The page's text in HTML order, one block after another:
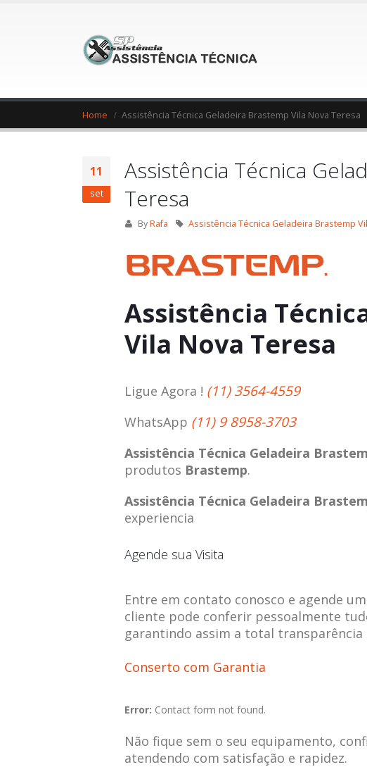
Home Assistência Técnica Geladeira Brastemp Vila Nova Teresa
11
set
Assistência Técnica
Teresa
ByRafa Assistência Técnica Geladeira Brastemp
Assistência
Vila Nova Teresa
Ligue Agora ! (11) 3564-4559
WhatsApp (11) 9 8958-3703
Assistência Técnica Geladeira
produtos Brastemp.
Assistência Técnica Geladeira
experiencia
Agende sua Visita
Entre em contato conosco e agende
cliente pode conferir pessoalmente
garantindo assim a total
Conserto com Garantia
Error: Contact form not found.
Não fique sem o seu equipamento,
atendendo com satisfação e rapidez.